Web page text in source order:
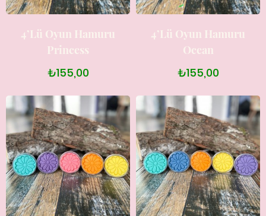
4’lü Oyun Hamuru
Princess
₺155,00
4’lü Oyun Hamuru
Ocean
₺155,00